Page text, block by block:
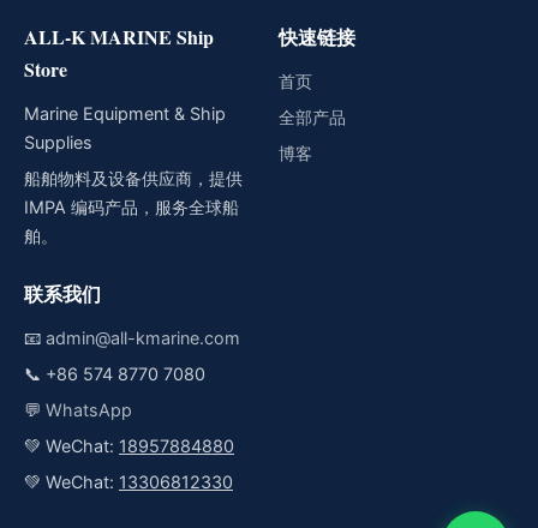
ALL-K MARINE Ship
Store
Marine Equipment & Ship
Supplies
船舶物料及设备供应商，提供
IMPA 编码产品，服务全球船
舶。
快速链接
首页
全部产品
博客
联系我们
📧 admin@all-kmarine.com
📞 +86 574 8770 7080
💬 WhatsApp
💚 WeChat: 18957884880
💚 WeChat: 13306812330